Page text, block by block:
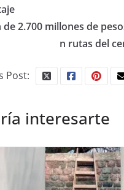
2.700 millones de
n rutas del
Post:
interesarte